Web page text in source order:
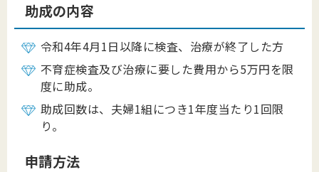
助成の内容
令和4年4月1日以降に検査、治療が終了した方
不育症検査及び治療に要した費用から5万円を限
度に助成。
助成回数は、夫婦1組につき1年度当たり1回限
り。
申請方法